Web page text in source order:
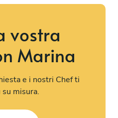
vostra
Marina
e i nostri Chef ti
misura.